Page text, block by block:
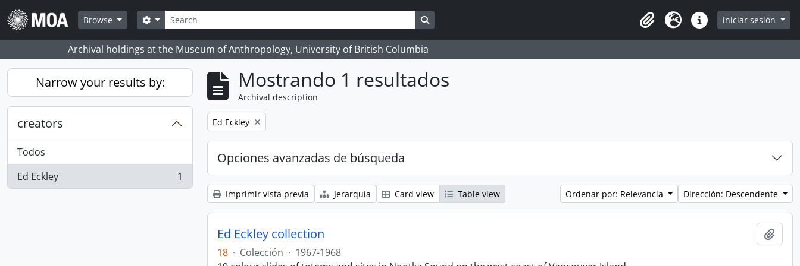
Skip to main content
Browse
Búsqueda
Search options Search in browse page
Clipboard
Idioma Enlaces rápidos
iniciar sesión
Archival holdings at the Museum of Anthropology, University of British Columbia
Narrow your results by:
creators
Todos
Ed Eckley
, 1 resultados 1
Mostrando 1 resultados
Archival description
Remove filter:
Ed Eckley
Opciones avanzadas de búsqueda
Imprimir vista previa Jerarquía Card view Table view Ordenar por: Relevancia Dirección: Descendente
Ed Eckley collection
18 · Colección · 1967-1968